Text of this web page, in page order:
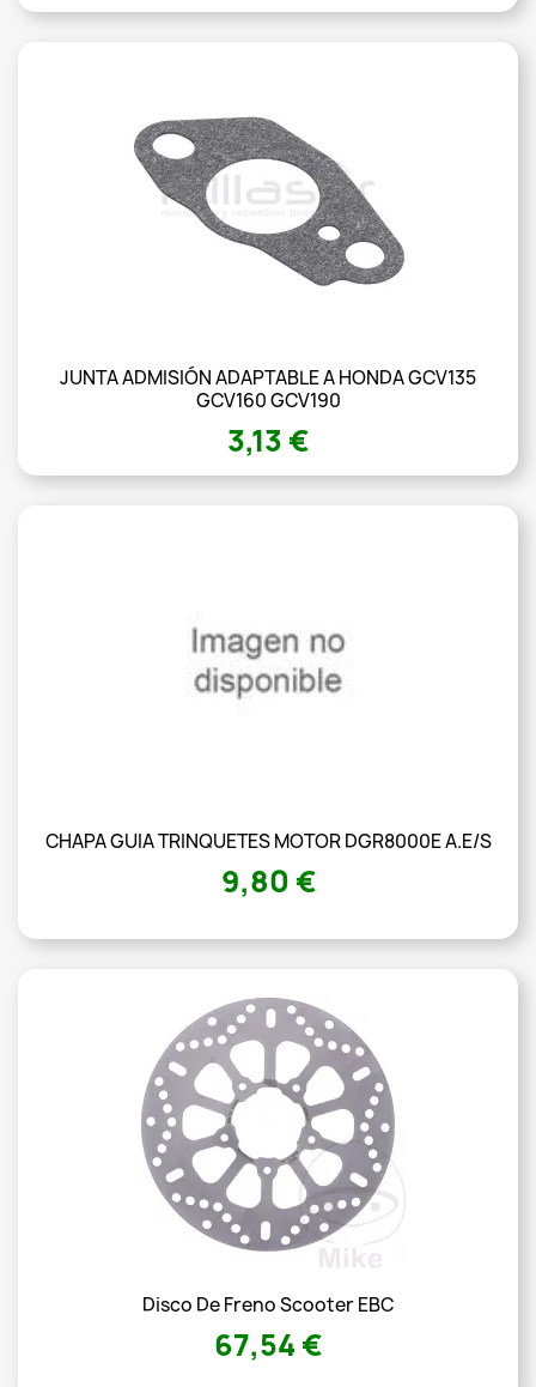
JUNTA ADMISIÓN ADAPTABLE A HONDA GCV135
GCV160 GCV190
3,13 €
CHAPA GUIA TRINQUETES MOTOR DGR8000E A.E/S
9,80 €
Disco De Freno Scooter EBC
67,54 €